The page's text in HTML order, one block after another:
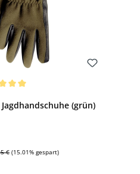
(grün)
Preis:
€ (15.01% gespart)